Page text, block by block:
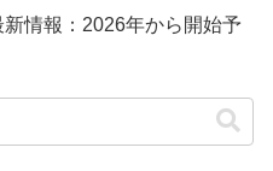
新情報：2026年から開始予